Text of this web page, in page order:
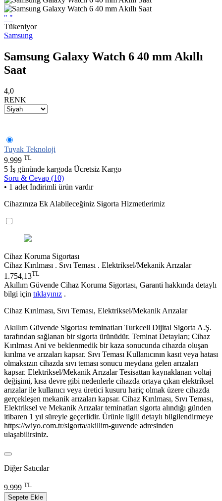
" "
Tükeniyor
Samsung
Samsung Galaxy Watch 6 40 mm Akıllı
Saat
4,0
RENK
Tuyak Teknoloji
9.999 TL
5 İş gününde kargoda Ücretsiz Kargo
Soru & Cevap (10)
• 1 adet İndirimli ürün vardır
Cihazınıza Ek Alabileceğiniz Sigorta Hizmetlerimiz
Cihaz Koruma Sigortası
Cihaz Kırılması . Sıvı Teması . Elektriksel/Mekanik Arızalar
1.754,13TL
Akıllım Güvende Cihaz Koruma Sigortası, Garanti hakkında detaylı
bilgi için tıklayınız .
Cihaz Kırılması, Sıvı Teması, Elektriksel/Mekanik Arızalar
Akıllım Güvende Sigortası teminatları Turkcell Dijital Sigorta A.Ş.
tarafından sağlanan bir sigorta ürünüdür. Teminat Detayları; Cihaz
Kırılması Ani ve beklenmedik bir kaza sonucunda cihazda oluşan
kırılma ve arızaları kapsar. Sıvı Teması Kullanıcının kasıt veya hatası
olmaksızın cihazda sıvı teması sonucu meydana gelen arızaları
kapsar. Elektriksel/Mekanik Arızalar Tesisattan kaynaklanan voltaj
değişimi, kısa devre gibi nedenlerle cihazda ortaya çıkan elektriksel
arızalar ile kullanıcı veya üretici kusuru hariç olmak üzere cihazda
gerçekleşen mekanik arızaları kapsar. Cihaz Kırılması, Sıvı Teması,
Elektriksel ve Mekanik Arızalar teminatları sigorta alındığı günden
itibaren 1 yıl süreyle geçerlidir. Ürünle ilgili detaylı bilgilendirmeye
https://wiyo.com.tr/sigorta/akillim-guvende adresinden
ulaşabilirsiniz.
Diğer Satıcılar
9.999 TL
Sepete Ekle